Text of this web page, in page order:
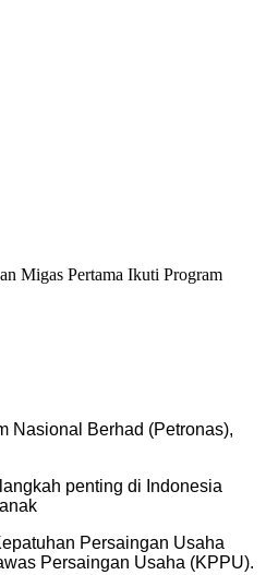
Nasional Berhad (Petronas),
penting di Indonesia
Persaingan Usaha
Persaingan Usaha (KPPU).